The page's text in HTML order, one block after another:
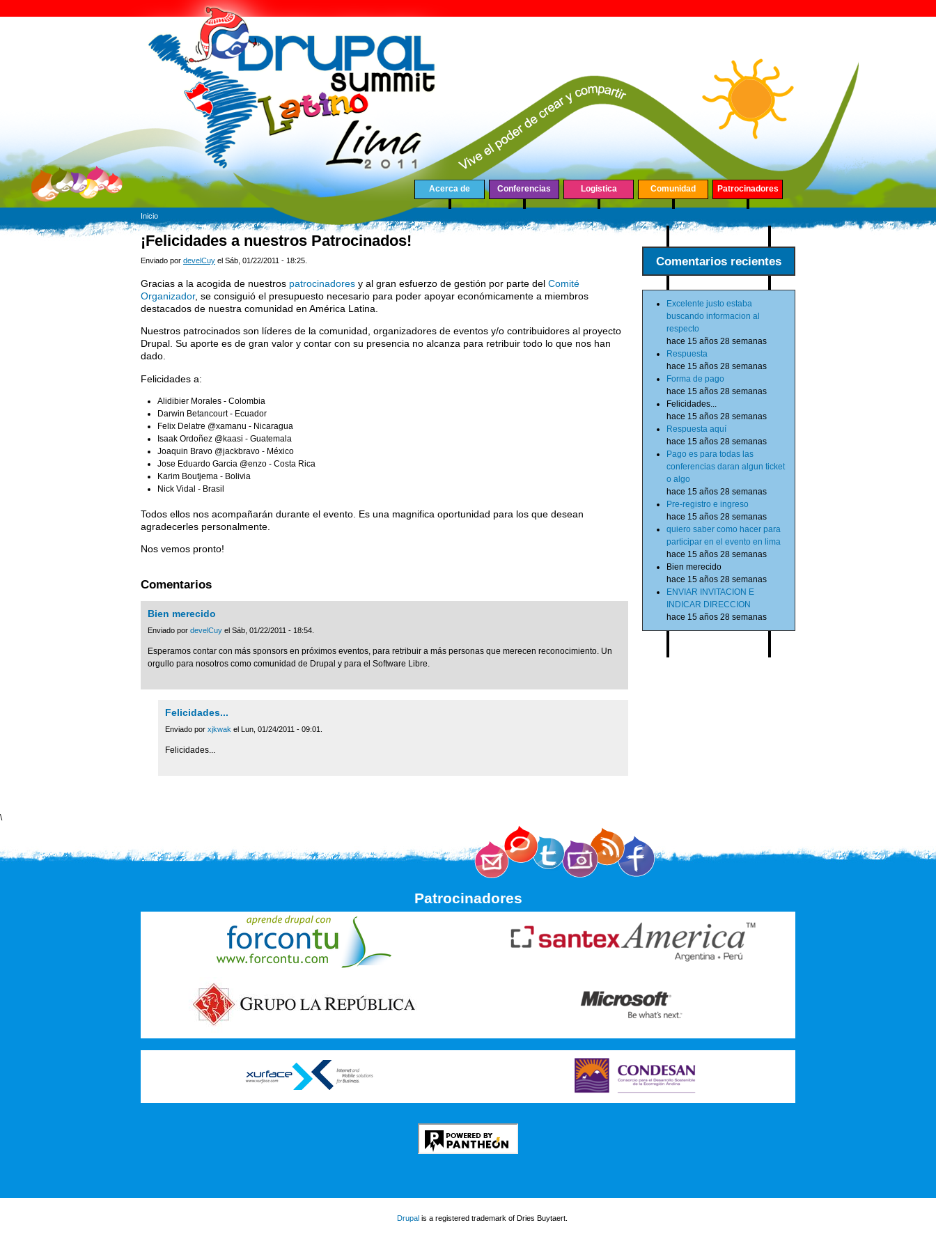
Acerca de Conferencias Logistica Comunidad Patrocinadores
Inicio
¡Felicidades a nuestros Patrocinados!
Enviado por develCuy el Sáb, 01/22/2011 - 18:25.
Gracias a la acogida de nuestros patrocinadores y al gran esfuerzo de gestión por parte del Comité
Organizador, se consiguió el presupuesto necesario para poder apoyar económicamente a miembros
destacados de nuestra comunidad en América Latina.
Nuestros patrocinados son líderes de la comunidad, organizadores de eventos y/o contribuidores al proyecto
Drupal. Su aporte es de gran valor y contar con su presencia no alcanza para retribuir todo lo que nos han
dado.
Felicidades a:
Alidibier Morales - Colombia
Darwin Betancourt - Ecuador
Felix Delatre @xamanu - Nicaragua
Isaak Ordoñez @kaasi - Guatemala
Joaquin Bravo @jackbravo - México
Jose Eduardo Garcia @enzo - Costa Rica
Karim Boutjema - Bolivia
Nick Vidal - Brasil
Todos ellos nos acompañarán durante el evento. Es una magnifica oportunidad para los que desean
agradecerles personalmente.
Nos vemos pronto!
Comentarios
Bien merecido
Enviado por develCuy el Sáb, 01/22/2011 - 18:54.
Esperamos contar con más sponsors en próximos eventos, para retribuir a más personas que merecen reconocimiento. Un
orgullo para nosotros como comunidad de Drupal y para el Software Libre.
Felicidades...
Enviado por xjkwak el Lun, 01/24/2011 - 09:01.
Felicidades...
Comentarios recientes
Excelente justo estaba
buscando informacion al
respecto
hace 15 años 28 semanas
Respuesta
hace 15 años 28 semanas
Forma de pago
hace 15 años 28 semanas
Felicidades...
hace 15 años 28 semanas
Respuesta aquí
hace 15 años 28 semanas
Pago es para todas las
conferencias daran algun ticket
o algo
hace 15 años 28 semanas
Pre-registro e ingreso
hace 15 años 28 semanas
quiero saber como hacer para
participar en el evento en lima
hace 15 años 28 semanas
Bien merecido
hace 15 años 28 semanas
ENVIAR INVITACION E
INDICAR DIRECCION
hace 15 años 28 semanas
\
Patrocinadores
Drupalis a registered trademark of Dries Buytaert.